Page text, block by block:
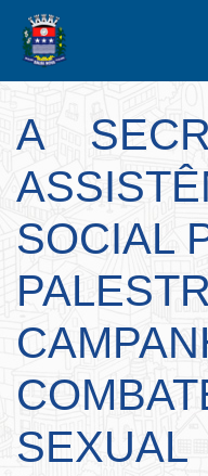
A
SOCIAL
SEXUAL